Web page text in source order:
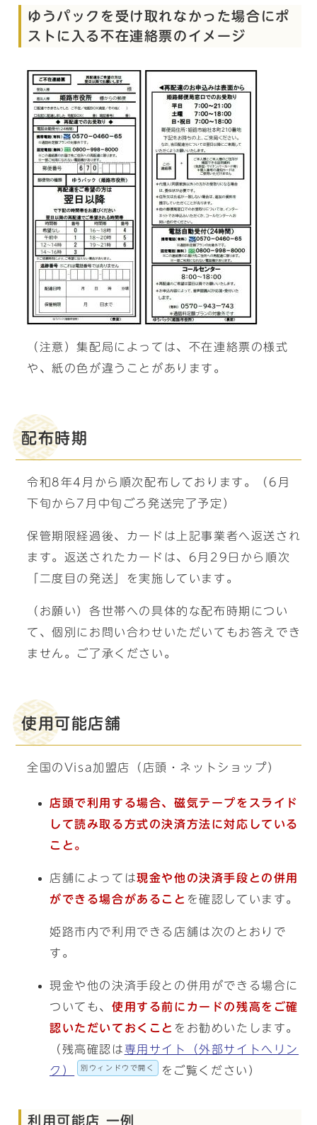
ゆうパックを受け取れなかった場合にポ
ストに入る不在連絡票のイメージ
（注意）集配局によっては、不在連絡票の様式
や、紙の色が違うことがあります。
配布時期
令和8年4月から順次配布しております。（6月
下旬から7月中旬ごろ発送完了予定）
保管期限経過後、カードは上記事業者へ返送され
ます。返送されたカードは、6月29日から順次
「二度目の発送」を実施しています。
（お願い）各世帯への具体的な配布時期につい
て、個別にお問い合わせいただいてもお答えでき
ません。ご了承ください。
使用可能店舗
全国のVisa加盟店（店頭・ネットショップ）
店頭で利用する場合、磁気テープをスライド
して読み取る方式の決済方法に対応している
こと。
店舗によっては現金や他の決済手段との併用
ができる場合があること を確認しています。
姫路市内で利用できる店舗は次のとおりで
す。
現金や他の決済手段との併用ができる場合に
ついても、 使用する前にカードの残高をご確
認いただいておくこと をお勧めいたします。
（残高確認は専用サイト（外部サイトへリン
ク）
別ウィンドウで開く をご覧ください）
利用可能店 一例